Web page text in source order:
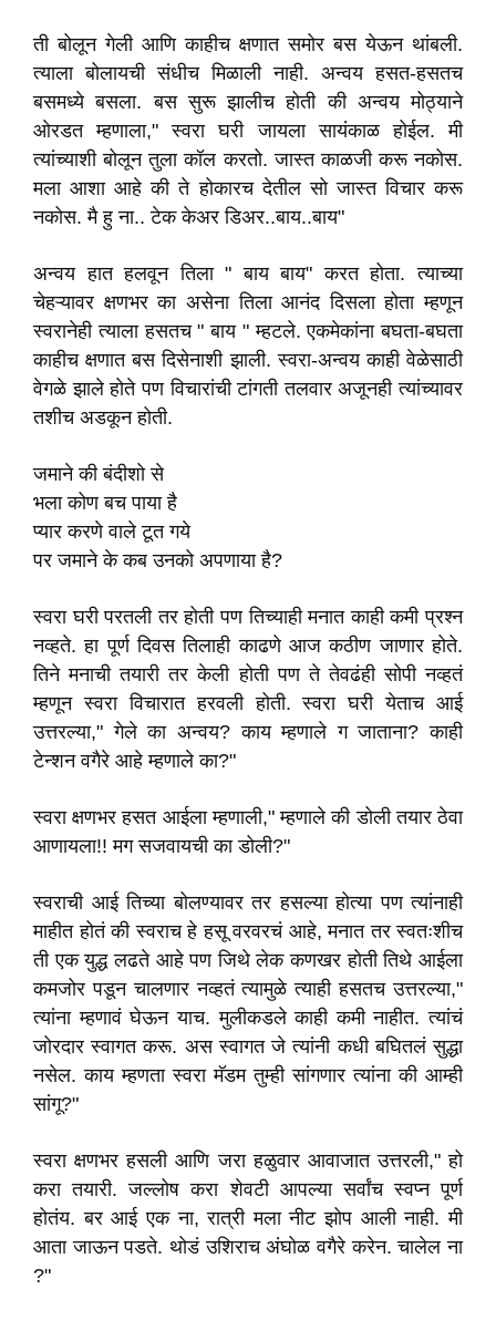
ती बोलून गेली आणि काहीच क्षणात समोर बस येऊन थांबली.
त्याला बोलायची संधीच मिळाली नाही. अन्वय हसत-हसतच
बसमध्ये बसला. बस सुरू झालीच होती की अन्वय मोठ्याने
ओरडत म्हणाला," स्वरा घरी जायला सायंकाळ होईल. मी
त्यांच्याशी बोलून तुला कॉल करतो. जास्त काळजी करू नकोस.
मला आशा आहे की ते होकारच देतील सो जास्त विचार करू
नकोस. मै हु ना.. टेक केअर डिअर..बाय..बाय"
अन्वय हात हलवून तिला " बाय बाय" करत होता. त्याच्या
चेहऱ्यावर क्षणभर का असेना तिला आनंद दिसला होता म्हणून
स्वरानेही त्याला हसतच " बाय " म्हटले. एकमेकांना बघता-बघता
काहीच क्षणात बस दिसेनाशी झाली. स्वरा-अन्वय काही वेळेसाठी
वेगळे झाले होते पण विचारांची टांगती तलवार अजूनही त्यांच्यावर
तशीच अडकून होती.
जमाने की बंदीशो से
भला कोण बच पाया है
प्यार करणे वाले टूत गये
पर जमाने के कब उनको अपणाया है?
स्वरा घरी परतली तर होती पण तिच्याही मनात काही कमी प्रश्न
नव्हते. हा पूर्ण दिवस तिलाही काढणे आज कठीण जाणार होते.
तिने मनाची तयारी तर केली होती पण ते तेवढंही सोपी नव्हतं
म्हणून स्वरा विचारात हरवली होती. स्वरा घरी येताच आई
उत्तरल्या," गेले का अन्वय? काय म्हणाले ग जाताना? काही
टेन्शन वगैरे आहे म्हणाले का?"
स्वरा क्षणभर हसत आईला म्हणाली," म्हणाले की डोली तयार ठेवा
आणायला!! मग सजवायची का डोली?"
स्वराची आई तिच्या बोलण्यावर तर हसल्या होत्या पण त्यांनाही
माहीत होतं की स्वराच हे हसू वरवरचं आहे, मनात तर स्वतःशीच
ती एक युद्ध लढते आहे पण जिथे लेक कणखर होती तिथे आईला
कमजोर पडून चालणार नव्हतं त्यामुळे त्याही हसतच उत्तरल्या,"
त्यांना म्हणावं घेऊन याच. मुलीकडले काही कमी नाहीत. त्यांचं
जोरदार स्वागत करू. अस स्वागत जे त्यांनी कधी बघितलं सुद्धा
नसेल. काय म्हणता स्वरा मॅडम तुम्ही सांगणार त्यांना की आम्ही
सांगू?"
स्वरा क्षणभर हसली आणि जरा हळुवार आवाजात उत्तरली," हो
करा तयारी. जल्लोष करा शेवटी आपल्या सर्वांच स्वप्न पूर्ण
होतंय. बर आई एक ना, रात्री मला नीट झोप आली नाही. मी
आता जाऊन पडते. थोडं उशिराच अंघोळ वगैरे करेन. चालेल ना
?"